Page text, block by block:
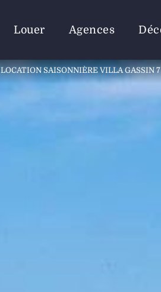
Louer Agences
LOCATION SAISONNIÈRE VILLA GASSIN